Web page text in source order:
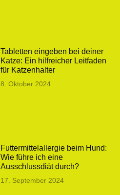
Tabletten eingeben bei deiner
Katze: Ein hilfreicher Leitfaden
für Katzenhalter
8. Oktober 2024
Futtermittelallergie beim Hund:
Wie führe ich eine
Ausschlussdiät durch?
17. September 2024